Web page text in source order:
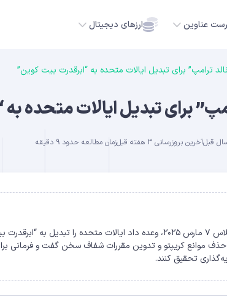
عناوین ارزهای دیجیتال
ADA
ترامپ” برای تبدیل ایالات متحده به “ابرقدرت بیت‌ کوین”
برای تبدیل ایالات متحده
آخرین بروزرسانی 3 هفته قبل زمان مطالعه حدود 9 دقیقه
حذف موانع کریپتو و تدوین مقررات شفاف سخن گفت و فرمانی
تحقیق کنند.